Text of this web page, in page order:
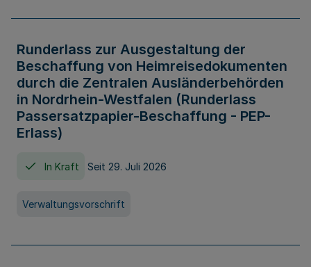
Runderlass zur Ausgestaltung der
Beschaffung von Heimreisedokumenten
durch die Zentralen Ausländerbehörden
in Nordrhein-Westfalen (Runderlass
Passersatzpapier-Beschaffung - PEP-
Erlass)
In Kraft Seit 29. Juli 2026
Verwaltungsvorschrift